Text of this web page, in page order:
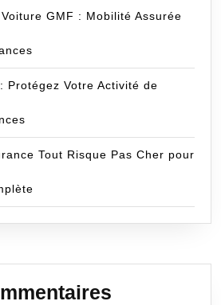
GMF : Mobilité Assurée
Protégez Votre Activité de
Tout Risque Pas Cher pour